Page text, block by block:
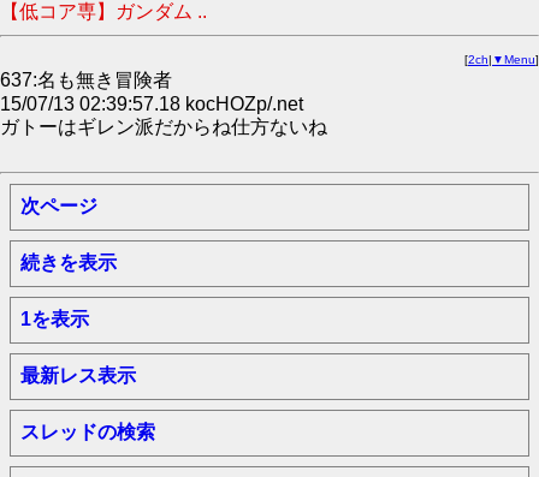
【低コア専】ガンダム ..
[2ch| ▼Menu]
637:名も無き冒険者
15/07/13 02:39:57.18 kocHOZp/.net
ガトーはギレン派だからね仕方ないね
次ページ
続きを表示
1を表示
最新レス表示
スレッドの検索